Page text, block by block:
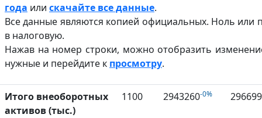
года или скачайте все данные.
Все данные являются копией официальных. Ноль или
в налоговую.
Нажав на номер строки, можно отобразить
нужные и перейдите к просмотру.
Итого внеоборотных
активов (тыс.)
1100 2943260-0%